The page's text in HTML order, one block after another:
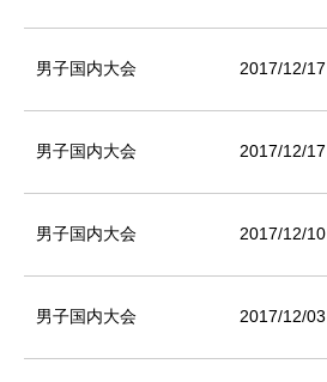
男子国内大会 2017/12/17
男子国内大会 2017/12/17
男子国内大会 2017/12/10
男子国内大会 2017/12/03